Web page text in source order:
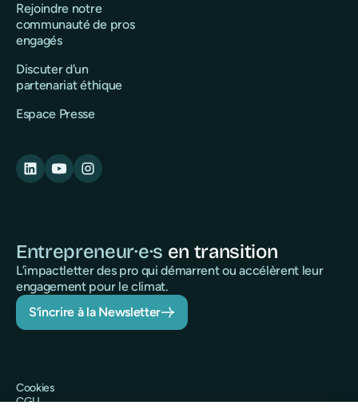
Rejoindre notre
communauté de pros
engagés
Discuter d'un
partenariat éthique
Espace Presse
Entrepreneur·e·s en transition
L’impactletter des pro qui démarrent ou accélèrent leur
engagement pour le climat.
S’incrire à la Newsletter
Cookies
CGU